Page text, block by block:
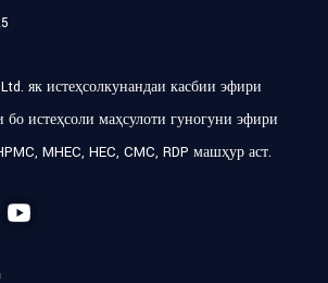
як истеҳсолкунандаи касбии эфири
истеҳсоли маҳсулоти гуногуни эфири
MHEC, HEC, CMC, RDP машҳур аст.